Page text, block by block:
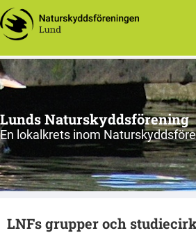
Lunds Naturskyddsförening
En lokalkrets inom
LNFs grupper och